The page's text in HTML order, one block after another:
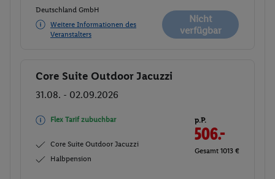
Deutschland GmbH
Weitere Informationen des
Veranstalters
Nicht
verfügbar
Buchen
Core Suite Outdoor Jacuzzi
31.08. - 02.09.2026
Flex Tarif zubuchbar
Core Suite Outdoor Jacuzzi
Halbpension
p.P.
506.-
Gesamt 1013 €